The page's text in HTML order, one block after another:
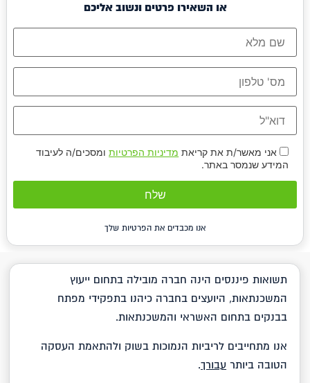
או השאירו פרטים ונשוב אליכם
אני מאשר/ת את קריאת מדיניות הפרטיותומסכים/ה לעיבוד
המידע שנמסר באתר.
אנו מכבדים את הפרטיות שלך
תשואות פיננסים הינה חברה מובילה בתחום ייעוץ
המשכנתאות, היועצים בחברה כיהנו בתפקידי מפתח
בבנקים בתחום האשראי והמשכנתאות.
אנו מתחייבים לריביות הנמוכות בשוק ולהתאמת העסקה
הטובה ביותר עבורך.